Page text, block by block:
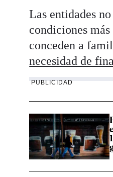
Las entidades
condiciones
conceden a
necesidad de
PUBLICIDAD